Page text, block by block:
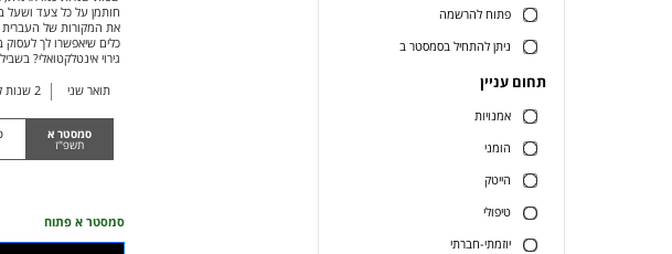
פתוח להרשמה
ניתן להתחיל בסמסטר ב
תחום עניין
אמנויות
הומני
הייטק
טיפולי
יוזמתי-חברתי
חותמן על כל צעד ושעל
את המקורות של העברית
כלים שיאפשרו לך
גירוי אינטלקטואלי?
תואר שני 2 שנות
סמסטר א
תשפ"ז
סמסטר א פתוח